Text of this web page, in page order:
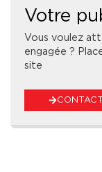
Votre
Vous voulez
engagée ?
site